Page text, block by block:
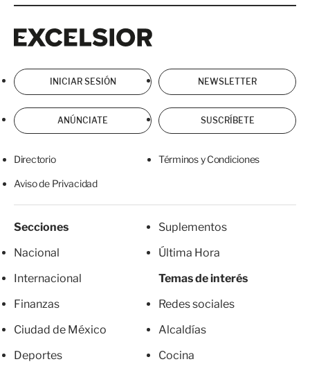
INICIAR SESIÓN NEWSLETTER
ANÚNCIATE SUSCRÍBETE
Directorio Términos y Condiciones
Aviso de Privacidad
Secciones
Nacional
Internacional
Finanzas
Ciudad de México
Deportes
Suplementos
Última Hora
Temas de interés
Redes sociales
Alcaldías
Cocina